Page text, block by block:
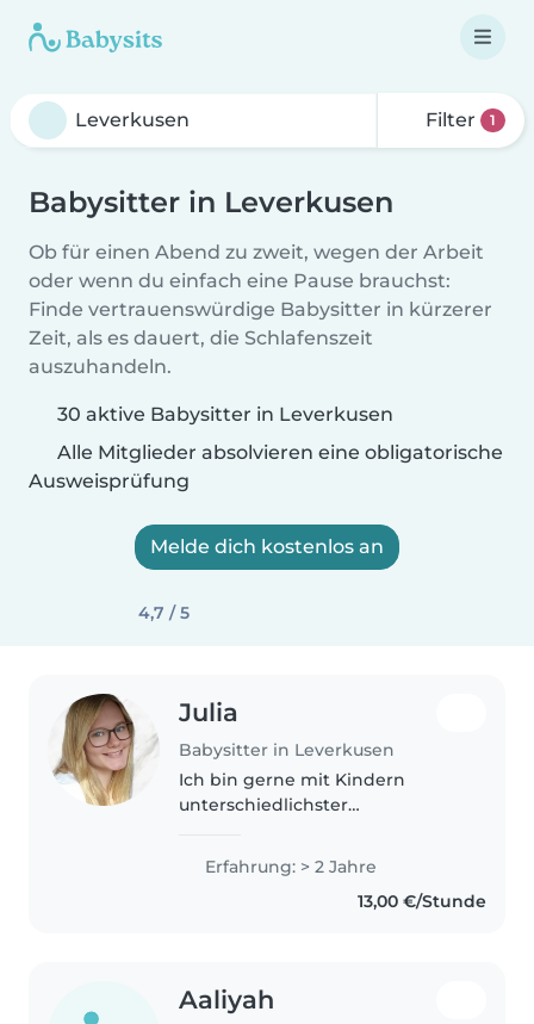
Filter 1
Babysitter in Leverkusen
Ob für einen Abend zu zweit, wegen der Arbeit
oder wenn du einfach eine Pause brauchst:
Finde vertrauenswürdige Babysitter in kürzerer
Zeit, als es dauert, die Schlafenszeit
auszuhandeln.
30 aktive Babysitter in Leverkusen
Alle Mitglieder absolvieren eine obligatorische
Ausweisprüfung
Melde dich kostenlos an
4,7 / 5
Julia
Babysitter in Leverkusen
Ich bin gerne mit Kindern
unterschiedlichster
bringe meine Erfahrung mit
Hausaufgabenbetreuung/
Nachhilfe und kreative
Erfahrung: > 2 Jahre
13,00 €/Stunde
Aaliyah